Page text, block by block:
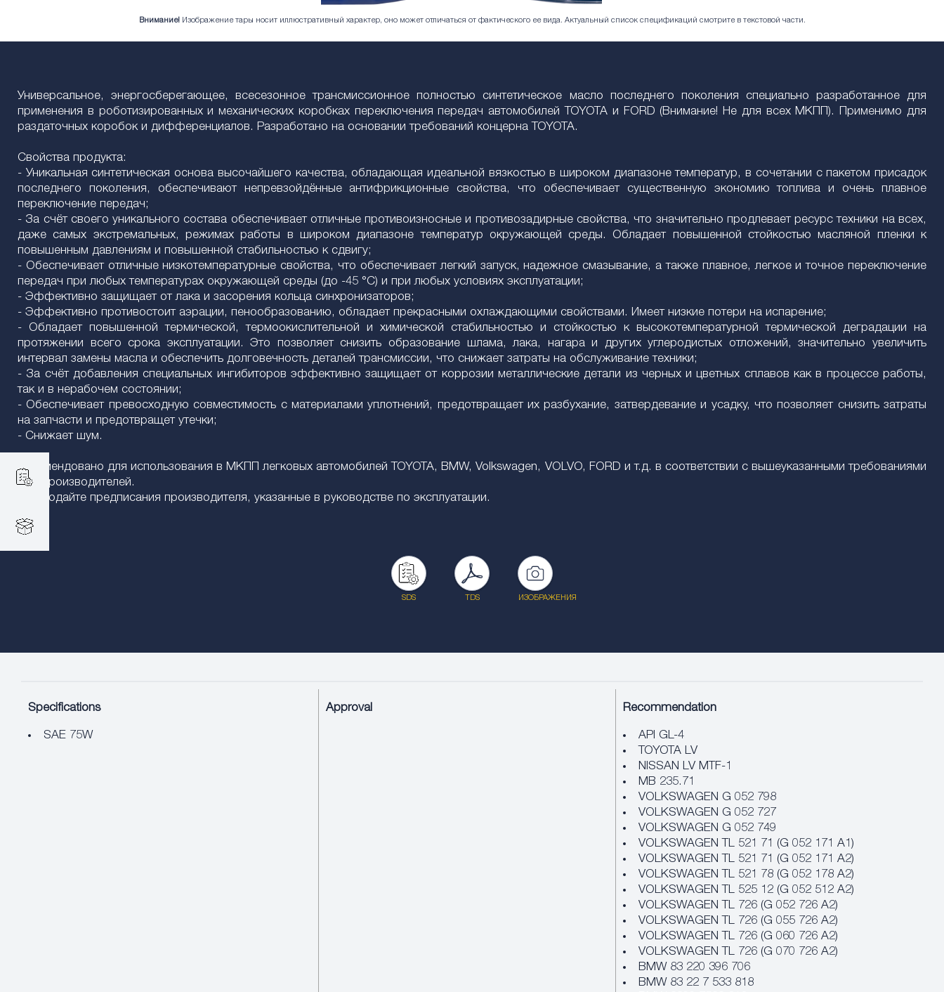
Внимание! Изображение тары носит иллюстративный характер, оно может отличаться от фактического ее вида. Актуальный список спецификаций смотрите в текстовой части.
Универсальное, энергосберегающее, всесезонное трансмисcионное полностью синтетическое масло последнего поколения специально разработанное для
применения в роботизированных и механических коробках переключения передач автомобилей TOYOTA и FORD (Внимание! Не для всех МКПП). Применимо для
раздаточных коробок и дифференциалов. Разработано на основании требований концерна TOYOTA.
Свойства продукта:
- Уникальная синтетическая основа высочайшего качества, обладающая идеальной вязкостью в широком диапазоне температур, в сочетании с пакетом присадок
последнего поколения, обеспечивают непревзойдённые антифрикционные свойства, что обеспечивает существенную экономию топлива и очень плавное
переключение передач;
- За счёт своего уникального состава обеспечивает отличные противоизносные и противозадирные свойства, что значительно продлевает ресурс техники на всех,
даже самых экстремальных, режимах работы в широком диапазоне температур окружающей среды. Обладает повышенной стойкостью масляной пленки к
повышенным давлениям и повышенной стабильностью к сдвигу;
- Обеспечивает отличные низкотемпературные свойства, что обеспечивает легкий запуск, надежное смазывание, а также плавное, легкое и точное переключение
передач при любых температурах окружающей среды (до -45 °C) и при любых условиях эксплуатации;
- Эффективно защищает от лака и засорения кольца синхронизаторов;
- Эффективно противостоит аэрации, пенообразованию, обладает прекрасными охлаждающими свойствами. Имеет низкие потери на испарение;
- Обладает повышенной термической, термоокислительной и химической стабильностью и стойкостью к высокотемпературной термической деградации на
протяжении всего срока эксплуатации. Это позволяет снизить образование шлама, лака, нагара и других углеродистых отложений, значительно увеличить
интервал замены масла и обеспечить долговечность деталей трансмиссии, что снижает затраты на обслуживание техники;
- За счёт добавления специальных ингибиторов эффективно защищает от коррозии металлические детали из черных и цветных сплавов как в процессе работы,
так и в нерабочем состоянии;
- Обеспечивает превосходную совместимость с материалами уплотнений, предотвращает их разбухание, затвердевание и усадку, что позволяет снизить затраты
на запчасти и предотвращет утечки;
- Снижает шум.
Рекомендовано для использования в МКПП легковых автомобилей TOYOTA, BMW, Volkswagen, VOLVO, FORD и т.д. в соответствии с вышеуказанными требованиями
автопроизводителей.
Соблюдайте предписания производителя, указанные в руководстве по эксплуатации.
SDS TDS ИЗОБРАЖЕНИЯ
Specifications
SAE 75W
Approval Recommendation
API GL-4
TOYOTA LV
NISSAN LV MTF-1
MB 235.71
VOLKSWAGEN G 052 798
VOLKSWAGEN G 052 727
VOLKSWAGEN G 052 749
VOLKSWAGEN TL 521 71 (G 052 171 A1)
VOLKSWAGEN TL 521 71 (G 052 171 A2)
VOLKSWAGEN TL 521 78 (G 052 178 A2)
VOLKSWAGEN TL 525 12 (G 052 512 A2)
VOLKSWAGEN TL 726 (G 052 726 A2)
VOLKSWAGEN TL 726 (G 055 726 A2)
VOLKSWAGEN TL 726 (G 060 726 A2)
VOLKSWAGEN TL 726 (G 070 726 A2)
BMW 83 220 396 706
BMW 83 22 7 533 818